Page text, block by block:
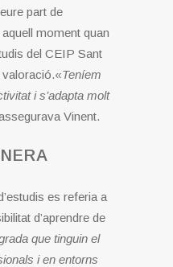
part de
moment quan
del CEIP Sant
Teníem
i s’adapta molt
Vinent.
es referia a
d’aprendre de
que tinguin el
i en entorns